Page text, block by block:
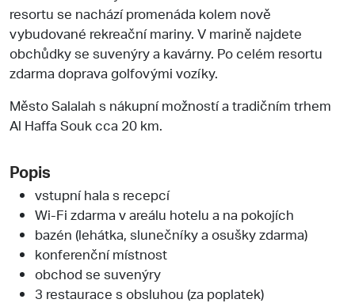
resortu se nachází promenáda kolem nově
vybudované rekreační mariny. V marině najdete
obchůdky se suvenýry a kavárny. Po celém resortu
zdarma doprava golfovými vozíky.
Město Salalah s nákupní možností a tradičním trhem
Al Haffa Souk cca 20 km.
Popis
vstupní hala s recepcí
Wi-Fi zdarma v areálu hotelu a na pokojích
bazén (lehátka, slunečníky a osušky zdarma)
konferenční místnost
obchod se suvenýry
3 restaurace s obsluhou (za poplatek)